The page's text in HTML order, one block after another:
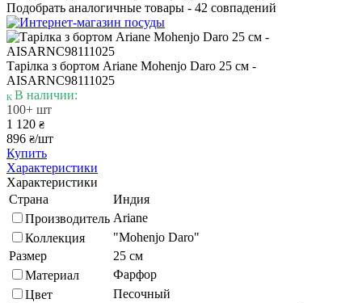
Подобрать аналогичные товары - 42 совпадений
Тарілка з бортом Ariane Mohenjo Daro 25 см -
AISARNC98111025
В наличии:
100+ шт
1 120 ₴
896 ₴/шт
Купить
Характеристики
Характеристики
Страна
Индия
Производитель Ariane
Коллекция
"Mohenjo Daro"
Размер
25 см
Материал
Фарфор
Цвет
Песочный